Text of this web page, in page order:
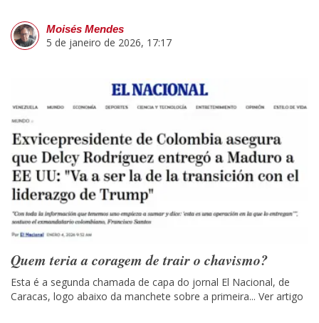
Moisés Mendes
5 de janeiro de 2026, 17:17
Quem teria a coragem de trair o chavismo?
Esta é a segunda chamada de capa do jornal El Nacional, de
Caracas, logo abaixo da manchete sobre a primeira... Ver artigo